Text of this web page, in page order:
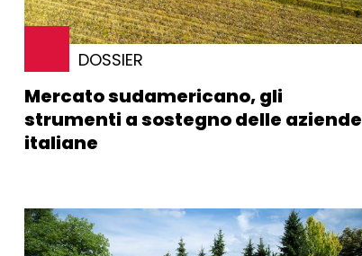
DOSSIER
Mercato sudamericano, gli
strumenti a sostegno delle aziende
italiane